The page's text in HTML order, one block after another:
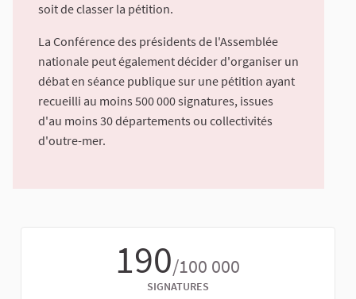
soit de classer la pétition.
La Conférence des présidents de l'Assemblée
nationale peut également décider d'organiser un
débat en séance publique sur une pétition ayant
recueilli au moins 500 000 signatures, issues
d'au moins 30 départements ou collectivités
d'outre-mer.
190/100 000
SIGNATURES